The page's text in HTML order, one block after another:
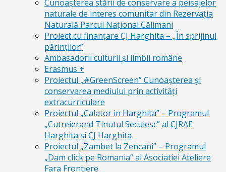
Cunoaşterea stării de conservare a peisajelor
naturale de interes comunitar din Rezervaţia
Naturală Parcul Naţional Călimani
Proiect cu finanţare CJ Harghita – „În sprijinul
părinţilor”
Ambasadorii culturii și limbii române
Erasmus +
Proiectul „#GreenScreen” Cunoașterea şi
conservarea mediului prin activităţi
extracurriculare
Proiectul „Calator in Harghita” – Programul
„Cutreierand Tinutul Secuiesc” al CJRAE
Harghita si CJ Harghita
Proiectul „Zambet la Zencani” – Programul
„Dam click pe Romania” al Asociatiei Ateliere
Fara Frontiere